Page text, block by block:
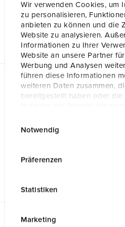
Wir verwenden Cookies, um
zu personalisieren,
anbieten zu können und die
Website zu analysieren.
Informationen zu Ihrer
Website an unsere Partner
Werbung und Analysen
führen diese Informationen
weiteren Daten zusammen,
bereitgestellt haben oder die
Notwendig
Präferenzen
Statistiken
Marketing
Maßzeichnung
Cepex-Anbausteckdose,
PNG, 74 KB
Richtlinien
Cepex-Anbausteckdose,
RoHS